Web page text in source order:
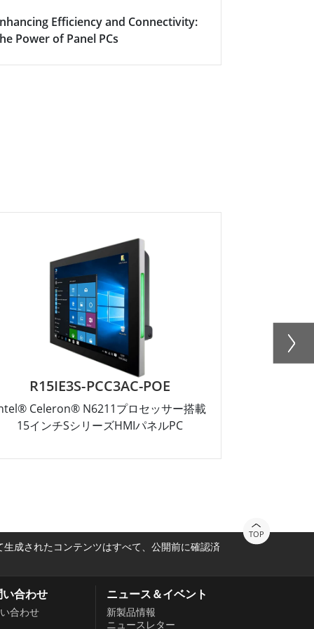
Efficiency and Connectivity:
Power of Panel PCs
R15IE3S-PCC3AC-POE
Celeron® N6211プロセッサー搭載
15インチSシリーズHMIパネルPC
TOP
成されたコンテンツはすべて、公開前に確認済
い合わせ
合わせ
ニュース＆イベント
新製品情報
ニュースレター